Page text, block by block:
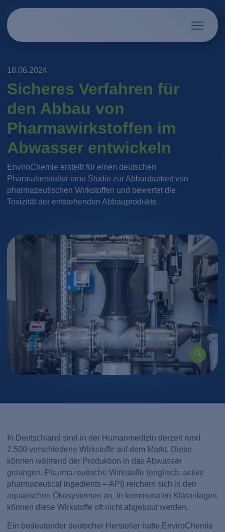
18.06.2024
Sicheres Verfahren für
den Abbau von
Pharmawirkstoffen im
Abwasser entwickeln
EnviroChemie erstellt für einen deutschen
Pharmahersteller eine Studie zur Abbaubarkeit von
pharmazeutischen Wirkstoffen und bewertet die
Toxizität der entstehenden Abbauprodukte.
In Deutschland sind in der Humanmedizin derzeit rund
2.500 verschiedene Wirkstoffe auf dem Markt. Diese
können während der Produktion in das Abwasser
gelangen. Pharmazeutische Wirkstoffe (englisch: active
pharmaceutical ingedients – API) reichern sich in den
aquatischen Ökosystemen an. In kommunalen Kläranlagen
können diese Wirkstoffe oft nicht abgebaut werden.
Ein bedeutender deutscher Hersteller hatte EnviroChemie